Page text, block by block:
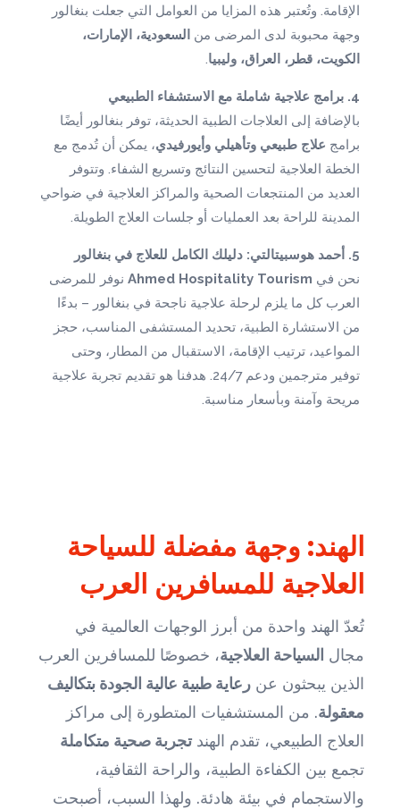
الإقامة. وتُعتبر هذه المزايا من العوامل التي جعلت بنغالور
وجهة محبوبة لدى المرضى من السعودية، الإمارات،
الكويت، قطر، العراق، وليبيا.
4. برامج علاجية شاملة مع الاستشفاء الطبيعي
بالإضافة إلى العلاجات الطبية الحديثة، توفر بنغالور أيضًا
برامج علاج طبيعي وتأهيلي وأيورفيدي، يمكن أن تُدمج مع
الخطة العلاجية لتحسين النتائج وتسريع الشفاء. وتتوفر
العديد من المنتجعات الصحية والمراكز العلاجية في ضواحي
المدينة للراحة بعد العمليات أو جلسات العلاج الطويلة.
5. أحمد هوسبيتالتي: دليلك الكامل للعلاج في بنغالور
نحن في Ahmed Hospitality Tourismنوفر للمرضى
العرب كل ما يلزم لرحلة علاجية ناجحة في بنغالور – بدءًا
من الاستشارة الطبية، تحديد المستشفى المناسب، حجز
المواعيد، ترتيب الإقامة، الاستقبال من المطار، وحتى
توفير مترجمين ودعم 24/7. هدفنا هو تقديم تجربة علاجية
مريحة وآمنة وبأسعار مناسبة.
الهند: وجهة مفضلة للسياحة
العلاجية للمسافرين العرب
تُعدّ الهند واحدة من أبرز الوجهات العالمية في
مجال السياحة العلاجية، خصوصًا للمسافرين العرب
الذين يبحثون عن رعاية طبية عالية الجودة بتكاليف
معقولة. من المستشفيات المتطورة إلى مراكز
العلاج الطبيعي، تقدم الهند تجربة صحية متكاملة
تجمع بين الكفاءة الطبية، والراحة الثقافية،
والاستجمام في بيئة هادئة. ولهذا السبب، أصبحت